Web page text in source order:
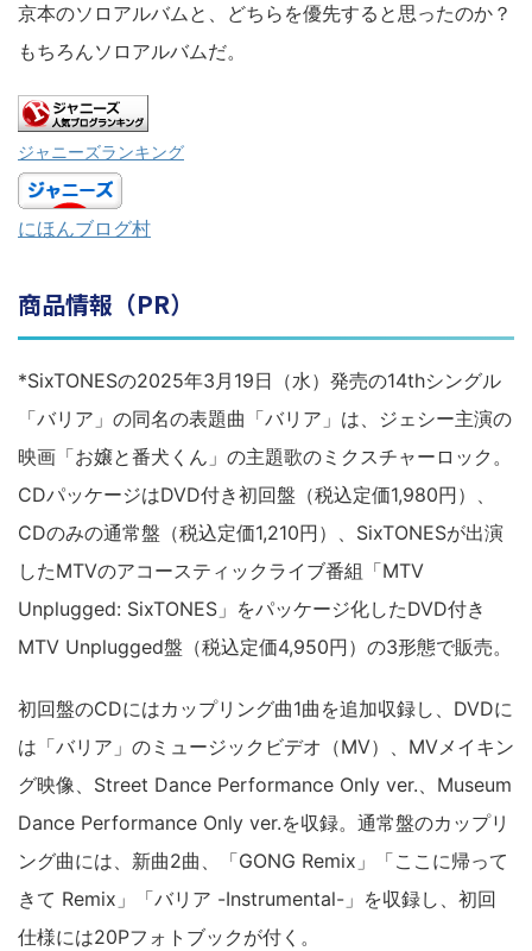
京本のソロアルバムと、どちらを優先すると思ったのか？
もちろんソロアルバムだ。
ジャニーズランキング
にほんブログ村
商品情報（PR）
*SixTONESの2025年3月19日（水）発売の14thシングル
「バリア」の同名の表題曲「バリア」は、ジェシー主演の
映画「お嬢と番犬くん」の主題歌のミクスチャーロック。
CDパッケージはDVD付き初回盤（税込定価1,980円）、
CDのみの通常盤（税込定価1,210円）、SixTONESが出演
したMTVのアコースティックライブ番組「MTV
Unplugged: SixTONES」をパッケージ化したDVD付き
MTV Unplugged盤（税込定価4,950円）の3形態で販売。
初回盤のCDにはカップリング曲1曲を追加収録し、DVDに
は「バリア」のミュージックビデオ（MV）、MVメイキン
グ映像、Street Dance Performance Only ver.、Museum
Dance Performance Only ver.を収録。通常盤のカップリ
ング曲には、新曲2曲、「GONG Remix」「ここに帰って
きて Remix」「バリア -Instrumental-」を収録し、初回
仕様には20Pフォトブックが付く。